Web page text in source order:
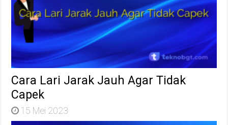
Cara Lari Jarak Jauh Agar Tidak
Capek
15 Mei 2023